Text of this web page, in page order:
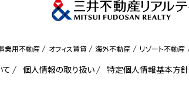
業用不動産 オフィス賃貸 海外不動産 リゾート不動産
個人情報の取り扱い 特定個人情報基本方針